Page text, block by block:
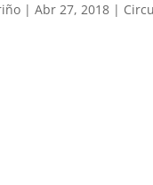
|Abr 27, 2018 |